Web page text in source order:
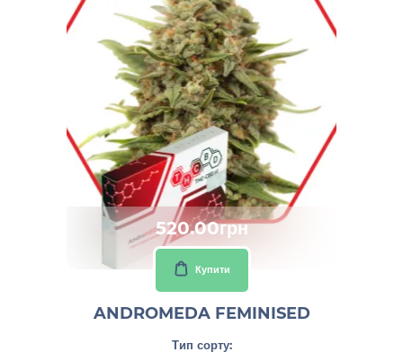
520.00грн
Купити
ANDROMEDA FEMINISED
Тип сорту: